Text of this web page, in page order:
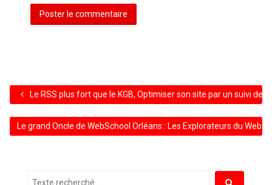
Le RSS plus fort que le KGB, Optimiser son site par un suivi
Le grand Oncle de WebSchool Orléans : Les Explorateurs du Web